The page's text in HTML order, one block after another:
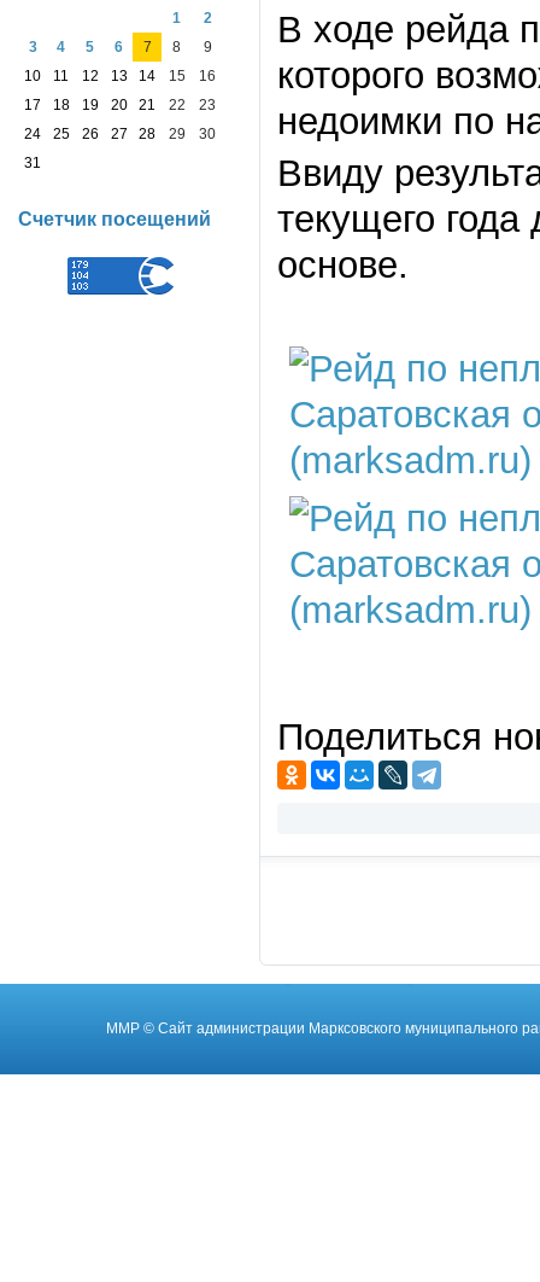
В ходе рейда
которого
недоимки по
Ввиду
текущего
основе.
Поделиться
1
2
3
4 5 6 7 8
9
10
11 12 13 14 15
16
17
18 19 20 21 22
23
24
25 26 27 28 29
30
31
Счетчик посещений
ММР © Cайт администрации Марксовского муниципального